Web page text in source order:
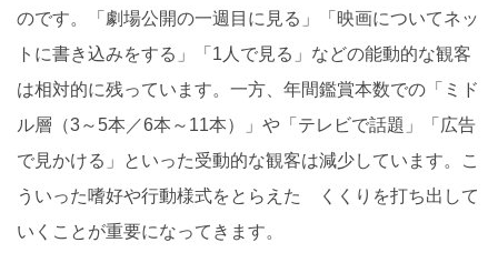
のです。「劇場公開の一週目に見る」「映画についてネッ
トに書き込みをする」「1人で見る」などの能動的な観客
は相対的に残っています。一方、年間鑑賞本数での「ミド
ル層（3～5本／6本～11本）」や「テレビで話題」「広告
で見かける」といった受動的な観客は減少しています。こ
ういった嗜好や行動様式をとらえた くくりを打ち出して
いくことが重要になってきます。